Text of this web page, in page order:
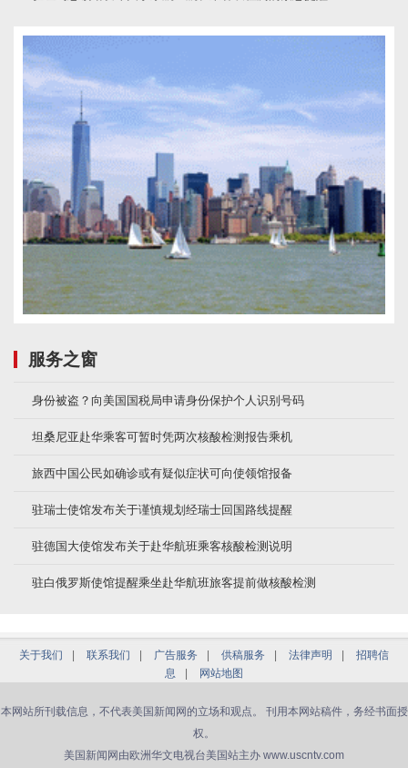
服务之窗
身份被盗？向美国国税局申请身份保护个人识别号码
坦桑尼亚赴华乘客可暂时凭两次核酸检测报告乘机
旅西中国公民如确诊或有疑似症状可向使领馆报备
驻瑞士使馆发布关于谨慎规划经瑞士回国路线提醒
驻德国大使馆发布关于赴华航班乘客核酸检测说明
驻白俄罗斯使馆提醒乘坐赴华航班旅客提前做核酸检测
关于我们 | 联系我们 | 广告服务 | 供稿服务 | 法律声明 |
招聘信
息
| 网站地图
本网站所刊载信息，不代表美国新闻网的立场和观点。 刊用本网站稿件，务经书面授
权。
美国新闻网由欧洲华文电视台美国站主办 www.uscntv.com